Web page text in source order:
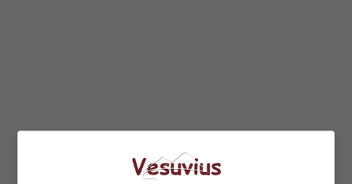
Si segnala inoltre che per quanto riguarda gli